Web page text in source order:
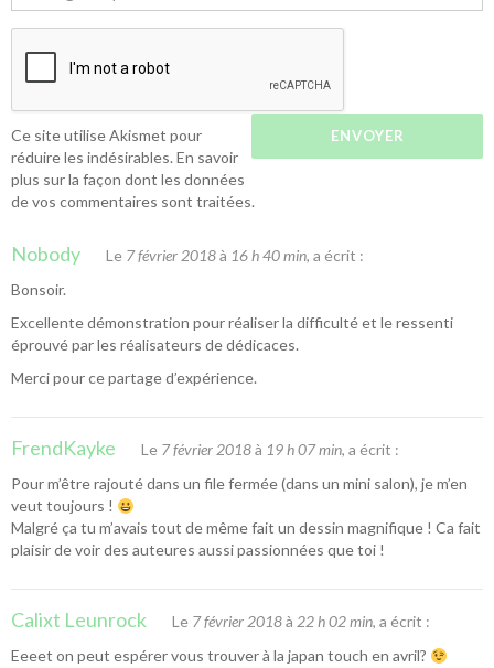
Ce site utilise Akismet pour
réduire les indésirables. En savoir
plus sur la façon dont les données
de vos commentaires sont traitées.
Nobody Le 7 février 2018à 16 h 40 min, a écrit :
Bonsoir.
Excellente démonstration pour réaliser la difficulté et le ressenti
éprouvé par les réalisateurs de dédicaces.
Merci pour ce partage d’expérience.
FrendKayke Le 7 février 2018à 19 h 07 min, a écrit :
Pour m’être rajouté dans un file fermée (dans un mini salon), je m’en
veut toujours !
Malgré ça tu m’avais tout de même fait un dessin magnifique ! Ca fait
plaisir de voir des auteures aussi passionnées que toi !
Calixt Leunrock Le 7 février 2018à 22 h 02 min, a écrit :
Eeeet on peut espérer vous trouver à la japan touch en avril?